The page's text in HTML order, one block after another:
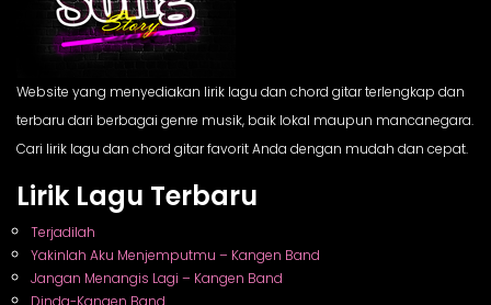
Website yang menyediakan lirik lagu dan chord gitar terlengkap dan
terbaru dari berbagai genre musik, baik lokal maupun mancanegara.
Cari lirik lagu dan chord gitar favorit Anda dengan mudah dan cepat.
Lirik Lagu Terbaru
Terjadilah
Yakinlah Aku Menjemputmu – Kangen Band
Jangan Menangis Lagi – Kangen Band